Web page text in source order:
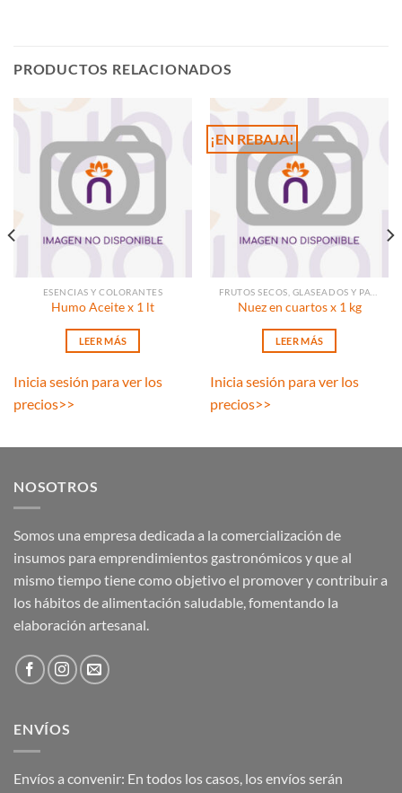
PRODUCTOS RELACIONADOS
ESENCIAS Y COLORANTES
Humo Aceite x 1 lt
LEER MÁS
Inicia sesión para ver los
precios>>
¡EN REBAJA!
Nuez en cuartos x 1 kg
LEER MÁS
Inicia sesión para ver los
precios>>
NOSOTROS
Somos una empresa dedicada a la comercialización de
insumos para emprendimientos gastronómicos y que al
mismo tiempo tiene como objetivo el promover y contribuir a
los hábitos de alimentación saludable, fomentando la
elaboración artesanal.
ENVÍOS
Envíos a convenir: En todos los casos, los envíos serán